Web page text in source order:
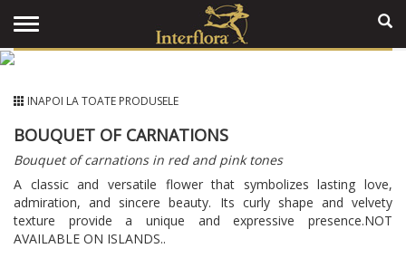
INAPOI LA TOATE PRODUSELE
BOUQUET OF CARNATIONS
Bouquet of carnations in red and pink tones
A classic and versatile flower that symbolizes lasting love,
admiration, and sincere beauty. Its curly shape and velvety
texture provide a unique and expressive presence.NOT
AVAILABLE ON ISLANDS..